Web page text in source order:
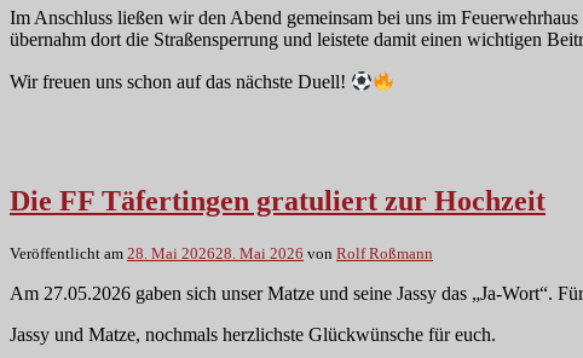
Im Anschluss ließen wir den Abend gemeinsam bei uns im
übernahm dort die Straßensperrung und leistete damit einen wichtigen
Wir freuen uns schon auf das nächste Duell!
Die FF Täfertingen gratuliert zur Hochzeit
Veröffentlicht am 28. Mai 202628. Mai 2026 von Rolf Roßmann
Am 27.05.2026 gaben sich unser Matze und seine Jassy das „Ja-Wort“.
Jassy und Matze, nochmals herzlichste Glückwünsche für euch.